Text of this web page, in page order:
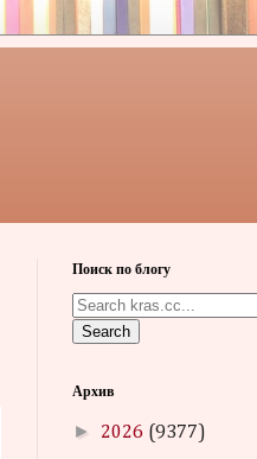
Поиск по блогу
Search
Архив
► 2026 (9377)